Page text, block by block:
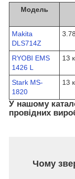
Модель
Makita
DLS714Z
RYOBI EMS
1426 L
13
Stark MS-
1820
13
У нашому
провідних
Чому